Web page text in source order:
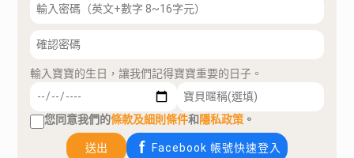
輸入寶寶的生日，讓我們記得寶寶重要的日子。
您同意我們的條款及細則條件和隱私政策 。
送出 Facebook 帳號快速登入